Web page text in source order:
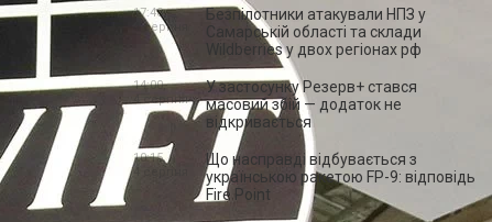
Безпілотники атакували НПЗ у
Самарській області та склади
Wildberries у двох регіонах рф
17:48,
4 серпня
У застосунку Резерв+ стався
масовий збій — додаток не
відкривається
14:00,
4 серпня
Що насправді відбувається з
українською ракетою FP-9: відповідь
Fire Point
10:15,
4 серпня